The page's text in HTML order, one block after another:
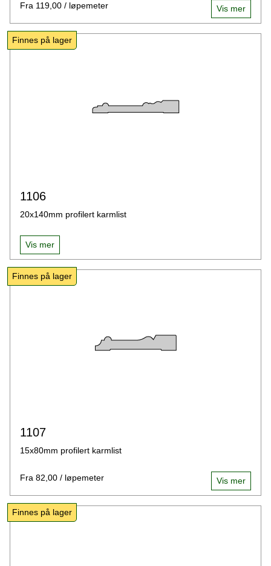
Fra 119,00 / løpemeter Vis mer
Finnes på lager
1106
20x140mm profilert karmlist
Vis mer
Finnes på lager
1107
15x80mm profilert karmlist
Fra 82,00 / løpemeter Vis mer
Finnes på lager